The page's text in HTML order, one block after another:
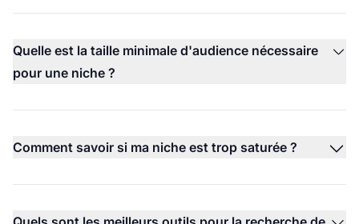
Quelle est la taille minimale d'audience nécessaire
pour une niche ?
Comment savoir si ma niche est trop saturée ?